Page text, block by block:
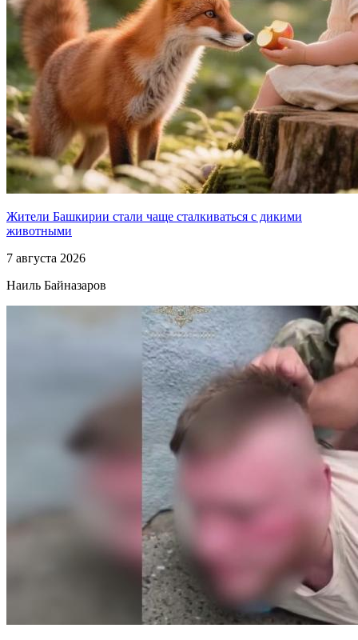
Жители Башкирии стали чаще сталкиваться с дикими
животными
7 августа 2026
Наиль Байназаров